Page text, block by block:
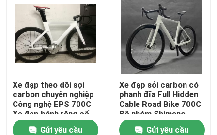
Nhà
Xe đạp theo dõi sợi
carbon chuyên nghiệp
Công nghệ EPS 700C
Xe đạp bánh răng cố
định
Gửi yêu cầu
Xe đạp sỏi carbon có
phanh đĩa Full Hidden
Cable Road Bike 700C
Bộ nhóm Shimano
Gửi yêu cầu